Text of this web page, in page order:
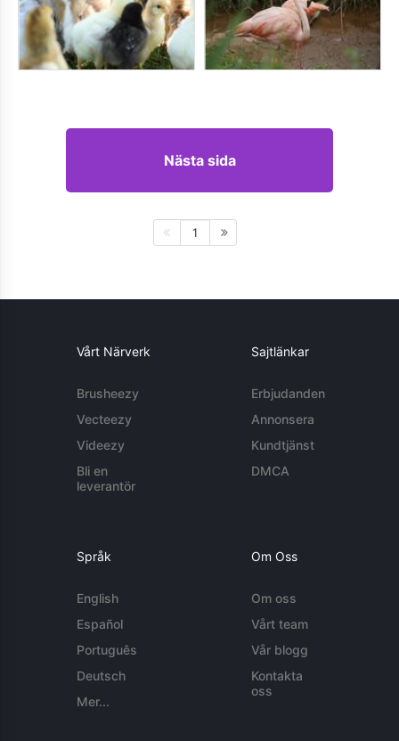
Nästa sida
1
Vårt Närverk
Brusheezy
Vecteezy
Videezy
Bli en
leverantör
Sajtlänkar
Erbjudanden
Annonsera
Kundtjänst
DMCA
Språk
English
Español
Português
Deutsch
Mer...
Om Oss
Om oss
Vårt team
Vår blogg
Kontakta
oss